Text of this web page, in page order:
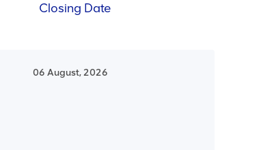
Closing Date
06 August, 2026